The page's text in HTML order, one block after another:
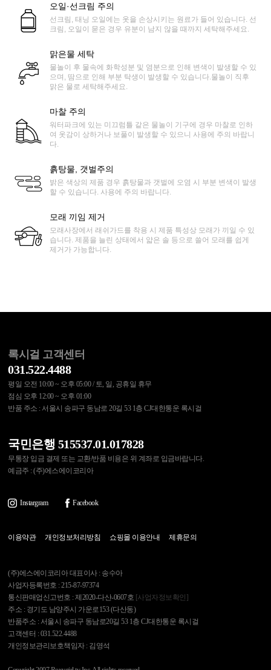
오일·선크림 주의
선크림, 태닝 오일에는 옷을 손상시키는 원료가 들어 있습니다. 선
크림, 오일이 묻은 경우 유분이 남지 않을 때까지 세탁해주세요.
맑은물 세탁
물놀이 후 물속에 화학성분 및 염분으로 인해 변색이 발생할 수 있
으며, 땀으로 인해 부분 탁생이 발생할 수 있습니다.물놀이 직후
맑은 물로 세탁해주세요.
마찰 주의
워터파크에 있는 미끄럼틀 같은 물놀이 기구에 경우 마찰로 인하
여 옷감이 상하거나 보풀이 발생할 수 있으니 사용에 주의 바랍니
다.
흙탕물, 갯벌주의
밝은 색상의 제품 경우 흙탕물과 갯벌에 오염 시 부분 변색이 발생
할 수 있습니다. 사용에 주의 바랍니다.
모래 끼임 제거
모래사장에서 래쉬가드를 착용 시 제품 특성상 모래가 끼일 수 있
습니다. 제품을 늘린 상태에서 얇은 솔 등으로 쓸어 모래를 쉽게
제거가 가능합니다.
록시걸 고객센터
031.522.4488
평일 오전 10:00 ~ 오후 05:00 / 토, 일, 공휴일 휴무
점심 오후 12:00 ~ 오후 01:00
반품 주소 : 서울시 송파구 동남로 20길 53 1층 CJ대한통운 록시걸
국민은행 515537.01.017828
무통장 입금 결제 또는 교환/반품 비용은 위 계좌로 입금바랍니다.
예금주 : (주)에스에이코리아
Instargram Facebook
이용약관 개인정보처리방침 쇼핑몰 이용안내 제휴문의
(주)에스에이코리아 대표이사 : 송수아
사업자등록번호 : 215-87-97374
통신판매업신고번호 : 제2020-다산-0607호 [사업자정보확인]
주소 : 경기도 남양주시 가운로153 (다산동)
반품주소 : 서울시 송파구 동남로20길 53 1층 CJ대한통운 록시걸
고객센터 : 031.522.4488
개인정보관리보호책임자 : 김영석